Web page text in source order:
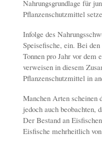
Nahrungsgrundlage für
Pflanzenschutzmittel
Infolge des
Speisefische, ein. Bei
Tonnen pro Jahr vor dem
verweisen in diesem
Pflanzenschutzmittel in
Manchen Arten scheinen
jedoch auch beobachten,
Der Bestand an
Eisfische mehrheitlich